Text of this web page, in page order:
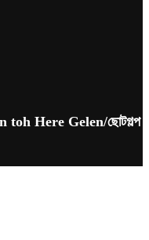
toh Here Gelen/ছোটগল্প